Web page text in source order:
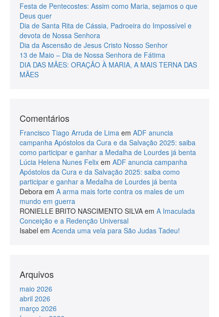
Festa de Pentecostes: Assim como Maria, sejamos o que
Deus quer
Dia de Santa Rita de Cássia, Padroeira do Impossível e
devota de Nossa Senhora
Dia da Ascensão de Jesus Cristo Nosso Senhor
13 de Maio – Dia de Nossa Senhora de Fátima
DIA DAS MÃES: ORAÇÃO À MARIA, A MAIS TERNA DAS
MÃES
Comentários
Francisco Tiago Arruda de Lima em ADF anuncia
campanha Apóstolos da Cura e da Salvação 2025: saiba
como participar e ganhar a Medalha de Lourdes já benta
Lúcia Helena Nunes Felix em ADF anuncia campanha
Apóstolos da Cura e da Salvação 2025: saiba como
participar e ganhar a Medalha de Lourdes já benta
Debora em A arma mais forte contra os males de um
mundo em guerra
RONIELLE BRITO NASCIMENTO SILVA em A Imaculada
Conceição e a Redenção Universal
Isabel em Acenda uma vela para São Judas Tadeu!
Arquivos
maio 2026
abril 2026
março 2026